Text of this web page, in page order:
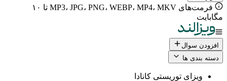
فرمت‌های MP3، JPG، PNG، WEBP، MP4، MKV تا ۱۰
ها
توریستی کانادا